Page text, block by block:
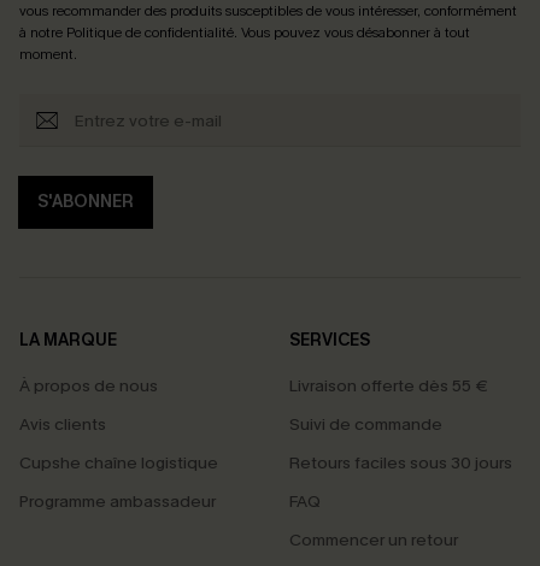
vous recommander des produits susceptibles de vous intéresser, conformément
à notre Politique de confidentialité. Vous pouvez vous désabonner à tout
moment.
S'ABONNER
LA MARQUE
À propos de nous
Avis clients
Cupshe chaîne logistique
Programme ambassadeur
SERVICES
Livraison offerte dès 55 €
Suivi de commande
Retours faciles sous 30 jours
FAQ
Commencer un retour